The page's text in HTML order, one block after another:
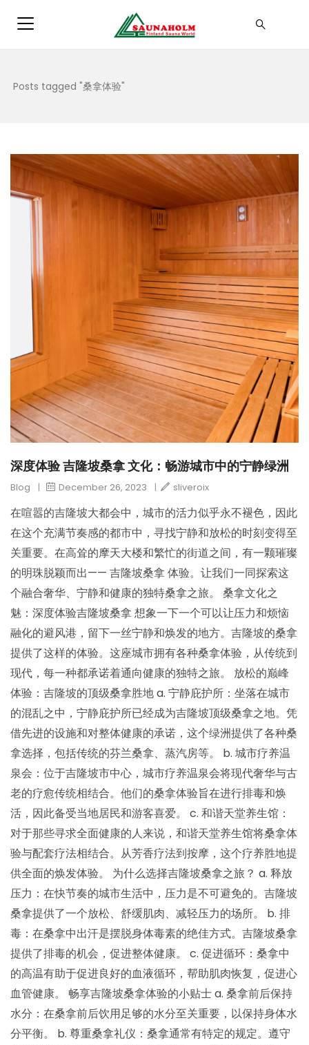
Posts tagged "桑拿体验"
深度体验 吉隆坡桑拿 文化：畅游城市中的宁静绿洲
Blog | December 26, 2023 | sliveroix
在喧嚣的吉隆坡大都会中，城市的活力似乎永不褪色，因此
在这个充满节奏感的都市中，寻找宁静和放松的时刻变得至
关重要。在高耸的摩天大楼和繁忙的街道之间，有一颗璀璨
的明珠脱颖而出—— 吉隆坡桑拿 体验。让我们一同探索这
个融合奢华、宁静和健康的独特桑拿之旅。 桑拿文化之
魅：深度体验吉隆坡桑拿 想象一下一个可以让压力和烦恼
融化的避风港，留下一丝宁静和焕发的地方。吉隆坡的桑拿
提供了这样的体验。这座城市拥有各种桑拿体验，从传统到
现代，每一种都承诺着通向健康的独特之旅。 放松的巅峰
体验：吉隆坡的顶级桑拿胜地 a. 宁静庇护所：坐落在城市
的混乱之中，宁静庇护所已经成为吉隆坡顶级桑拿之地。凭
借先进的设施和对整体健康的承诺，这个绿洲提供了各种桑
拿选择，包括传统的芬兰桑拿、蒸汽房等。 b. 城市疗养温
泉会：位于吉隆坡市中心，城市疗养温泉会将现代奢华与古
老的疗愈传统相结合。他们的桑拿体验旨在进行排毒和焕
活，因此备受当地居民和游客喜爱。 c. 和谐天堂养生馆：
对于那些寻求全面健康的人来说，和谐天堂养生馆将桑拿体
验与配套疗法相结合。从芳香疗法到按摩，这个疗养胜地提
供全面的焕发体验。 为什么选择吉隆坡桑拿之旅？ a. 释放
压力：在快节奏的城市生活中，压力是不可避免的。吉隆坡
桑拿提供了一个放松、舒缓肌肉、减轻压力的场所。 b. 排
毒：在桑拿中出汗是摆脱身体毒素的绝佳方式。吉隆坡桑拿
提供了排毒的机会，促进整体健康。 c. 促进循环：桑拿中
的高温有助于促进良好的血液循环，帮助肌肉恢复，促进心
血管健康。 畅享吉隆坡桑拿体验的小贴士 a. 桑拿前后保持
水分：在桑拿前后饮用足够的水分至关重要，以保持身体水
分平衡。 b. 尊重桑拿礼仪：桑拿通常有特定的规定。遵守